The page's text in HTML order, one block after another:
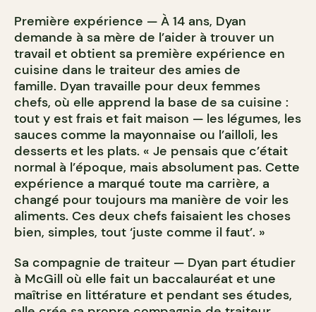
Première expérience — À 14 ans, Dyan
demande à sa mère de l’aider à trouver un
travail et obtient sa première expérience en
cuisine dans le traiteur des amies de
famille. Dyan travaille pour deux femmes
chefs, où elle apprend la base de sa cuisine :
tout y est frais et fait maison — les légumes, les
sauces comme la mayonnaise ou l’ailloli, les
desserts et les plats. « Je pensais que c’était
normal à l’époque, mais absolument pas. Cette
expérience a marqué toute ma carrière, a
changé pour toujours ma manière de voir les
aliments. Ces deux chefs faisaient les choses
bien, simples, tout ‘juste comme il faut’. »
Sa compagnie de traiteur — Dyan part étudier
à McGill où elle fait un baccalauréat et une
maîtrise en littérature et pendant ses études,